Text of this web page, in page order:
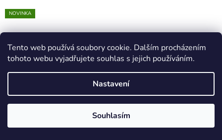
Tento web používá soubory cookie. Dalším procházením
tohoto webu vyjadřujete souhlas s jejich používáním.
Nastavení
Souhlasím
NOVINKA